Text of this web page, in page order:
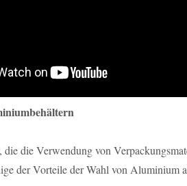
die Verwendung von
der Vorteile der Wahl von Aluminium